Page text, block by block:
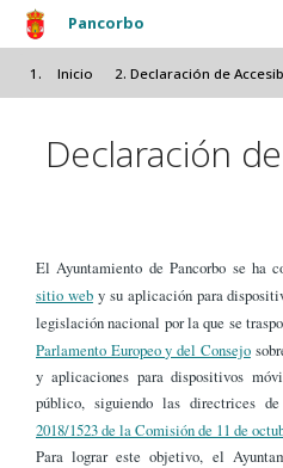
Pasar al
Pancorbo
Inicio Declaración de
Declaración
El Ayuntamiento de Pancorbo se ha
sitio weby su aplicación para
legislación nacional por la que se
Parlamento Europeo y del Consejo
y aplicaciones para dispositivos
público, siguiendo las directrices
2018/1523 de la Comisión de 11 de
Para lograr este objetivo, el